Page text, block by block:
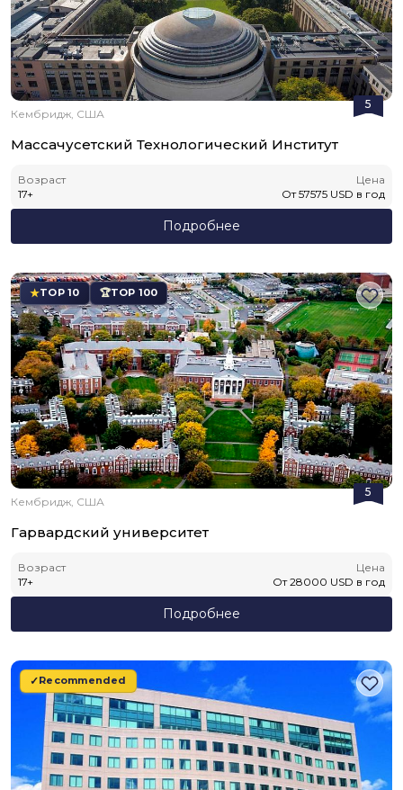
5
Кембридж, США
Массачусетский Технологический Институт
Возраст
17+
Цена
От 57575 USD в год
Подробнее
TOP 10 TOP 100
5
Кембридж, США
Гарвардский университет
Возраст
17+
Цена
От 28000 USD в год
Подробнее
Recommended